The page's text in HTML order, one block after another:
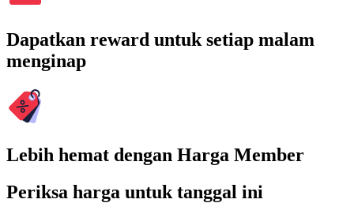
Dapatkan reward untuk setiap malam
menginap
Lebih hemat dengan Harga Member
Periksa harga untuk tanggal ini